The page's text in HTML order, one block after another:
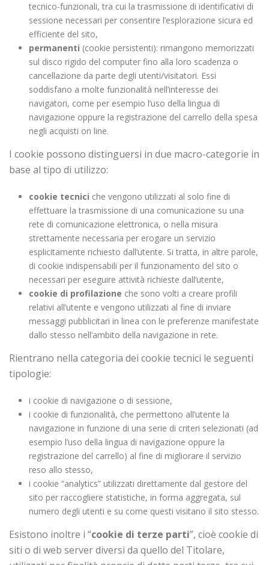
tecnico-funzionali, tra cui la trasmissione di identificativi di
sessione necessari per consentire l’esplorazione sicura ed
efficiente del sito,
permanenti (cookie persistenti): rimangono memorizzati
sul disco rigido del computer fino alla loro scadenza o
cancellazione da parte degli utenti/visitatori. Essi
soddisfano a molte funzionalità nell’interesse dei
navigatori, come per esempio l’uso della lingua di
navigazione oppure la registrazione del carrello della spesa
negli acquisti on line.
I cookie possono distinguersi in due macro-categorie in
base al tipo di utilizzo:
cookie tecnici che vengono utilizzati al solo fine di
effettuare la trasmissione di una comunicazione su una
rete di comunicazione elettronica, o nella misura
strettamente necessaria per erogare un servizio
esplicitamente richiesto dall’utente. Si tratta, in altre parole,
di cookie indispensabili per il funzionamento del sito o
necessari per eseguire attività richieste dall’utente,
cookie di profilazione che sono volti a creare profili
relativi all’utente e vengono utilizzati al fine di inviare
messaggi pubblicitari in linea con le preferenze manifestate
dallo stesso nell’ambito della navigazione in rete.
Rientrano nella categoria dei cookie tecnici le seguenti
tipologie:
i cookie di navigazione o di sessione,
i cookie di funzionalità, che permettono all’utente la
navigazione in funzione di una serie di criteri selezionati (ad
esempio l’uso della lingua di navigazione oppure la
registrazione del carrello) al fine di migliorare il servizio
reso allo stesso,
i cookie “analytics” utilizzati direttamente dal gestore del
sito per raccogliere statistiche, in forma aggregata, sul
numero degli utenti e su come questi visitano il sito stesso.
Esistono inoltre i “cookie di terze parti”, cioè cookie di
siti o di web server diversi da quello del Titolare,